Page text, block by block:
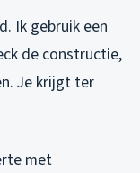
Ik gebruik een
de constructie,
Je krijgt ter
met